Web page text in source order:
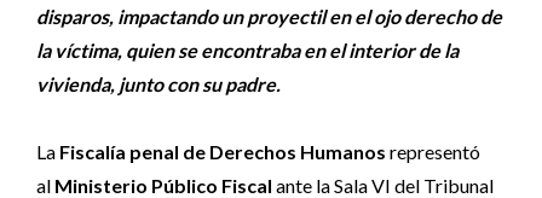
disparos, impactando un proyectil en el ojo derecho de
la víctima, quien se encontraba en el interior de la
vivienda, junto con su padre.
La Fiscalía penal de Derechos Humanos representó
al Ministerio Público Fiscal ante la Sala VI del Tribunal